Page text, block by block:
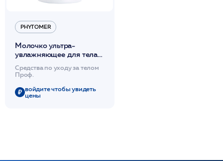
PHYTOMER
Молочко ультра-
увлажняющее для тела
Средства по уходу за телом
Проф.
войдите чтобы увидеть
цены